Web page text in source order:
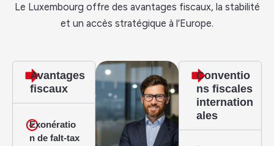
Le Luxembourg offre des avantages fiscaux, la stabilité
et un accès stratégique à l’Europe.
Avantages
fiscaux
Exonératio
n de falt-tax
Conventio
ns fiscales
internation
ales